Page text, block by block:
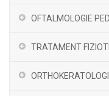
OFTALMOLOGIE
TRATAMENT